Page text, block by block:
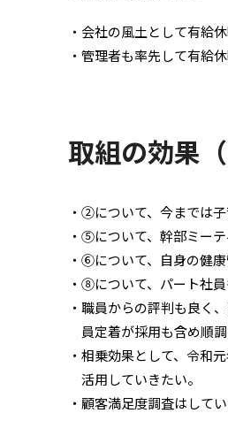
会社の風土として有給
管理者も率先して有給
取組の効果（
②について、今までは子
⑤について、幹部ミー
⑥について、自身の健康
⑧について、パート社員
職員からの評判も良く
員定着が採用も含め順調
相乗効果として、令和
活用していきたい。
顧客満足度調査はして